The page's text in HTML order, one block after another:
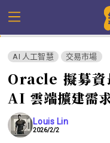
AI 人工智慧 交易市場
Oracle 擬募資
AI 雲端擴建需
Louis Lin
2026/2/2